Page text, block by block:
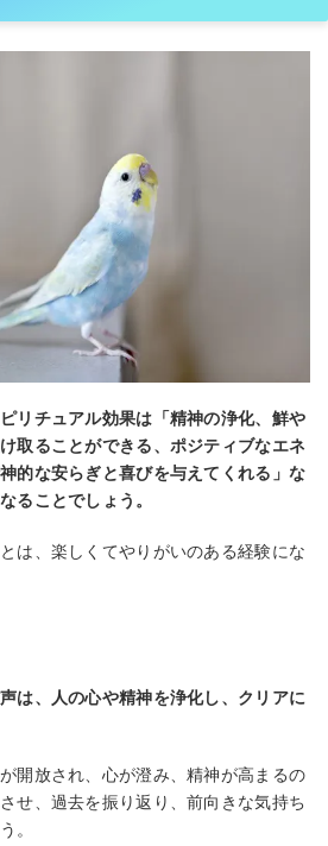
リチュアル効果は「精神の浄化、鮮や
取ることができる、ポジティブなエネ
的な安らぎと喜びを与えてくれる」な
ることでしょう。
は、楽しくてやりがいのある経験にな
は、人の心や精神を浄化し、クリアに
開放され、心が澄み、精神が高まるの
せ、過去を振り返り、前向きな気持ち
。